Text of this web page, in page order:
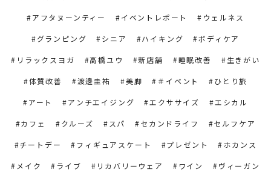
アフタヌーンティー イベントレポート ウェルネス
グランピング シニア ハイキング ボディケア
リラックスヨガ 高橋ユウ 新店舗 睡眠改善 生きがい
体質改善 渡邊圭祐 美脚 ＃イベント ひとり旅
アート アンチエイジング エクササイズ エシカル
カフェ クルーズ スパ セカンドライフ セルフケア
チートデー フィギュアスケート プレゼント ホカンス
メイク ライブ リカバリーウェア ワイン ヴィーガン